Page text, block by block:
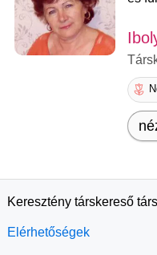
Keresztény társkereső
Elérhetőségek